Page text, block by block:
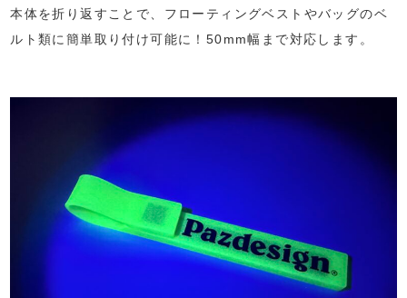
本体を折り返すことで、フローティングベストやバッグのベ
ルト類に簡単取り付け可能に！50mm幅まで対応します。